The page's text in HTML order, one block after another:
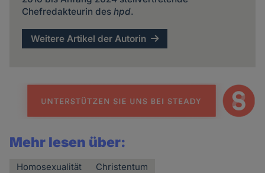
Chefredakteurin des hpd.
Weitere Artikel der Autorin
Mehr lesen über:
Homosexualität Christentum